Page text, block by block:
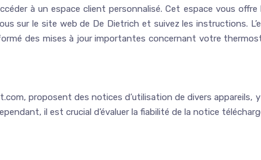
à un espace client personnalisé. Cet espace vous offre
sur le site web de De Dietrich et suivez les instructions.
des mises à jour importantes concernant votre
proposent des notices d’utilisation de divers appareils,
il est crucial d’évaluer la fiabilité de la notice